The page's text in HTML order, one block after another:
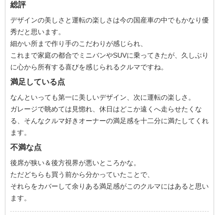
総評
デザインの美しさと運転の楽しさは今の国産車の中でもかなり優
秀だと思います。
細かい所まで作り手のこだわりが感じられ、
これまで家庭の都合でミニバンやSUVに乗ってきたが、久しぶり
に心から所有する喜びを感じられるクルマですね。
満足している点
なんといっても第一に美しいデザイン、次に運転の楽しさ。
ガレージで眺めては見惚れ、休日はどこか遠くへ走らせたくな
る、そんなクルマ好きオーナーの満足感を十二分に満たしてくれ
ます。
不満な点
後席が狭い＆後方視界が悪いところかな。
ただどちらも買う前から分かっていたことで、
それらをカバーして余りある満足感がこのクルマにはあると思い
ます。